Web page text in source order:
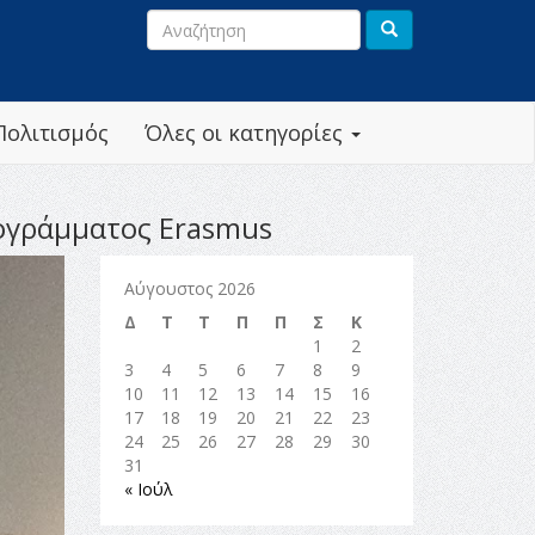
Όλες οι κατηγορίες
Erasmus
Αύγουστος 2026
Δ
Τ Τ Π Π Σ
Κ
1
2
3
4 5 6 7 8
9
10
11 12 13 14 15
16
17
18 19 20 21 22
23
24
25 26 27 28 29
30
31
« Ιούλ